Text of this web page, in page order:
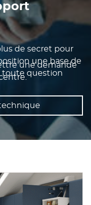
de secret pour
une base de
toute question
une demande